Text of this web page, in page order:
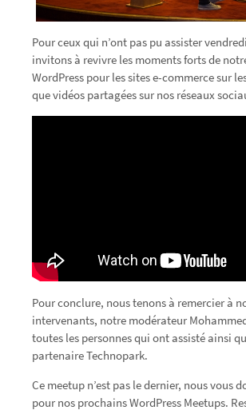
Pour ceux qui n’ont pas pu assister
invitons à revivre les moments forts de
WordPress pour les sites e-commerce sur
que vidéos partagées sur nos réseaux
Pour conclure, nous tenons à remercier à
intervenants, notre modérateur
toutes les personnes qui ont assisté ainsi
partenaire Technopark.
Ce meetup n’est pas le dernier, nous vous
pour nos prochains WordPress Meetups.